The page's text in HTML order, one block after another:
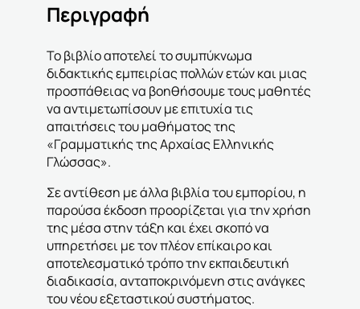
Περιγραφή
Το βιβλίο αποτελεί το συμπύκνωμα
διδακτικής εμπειρίας πολλών ετών και μιας
προσπάθειας να βοηθήσουμε τους μαθητές
να αντιμετωπίσουν με επιτυχία τις
απαιτήσεις του μαθήματος της
«Γραμματικής της Αρχαίας Ελληνικής
Γλώσσας».
Σε αντίθεση με άλλα βιβλία του εμπορίου, η
παρούσα έκδοση προορίζεται για την χρήση
της μέσα στην τάξη και έχει σκοπό να
υπηρετήσει με τον πλέον επίκαιρο και
αποτελεσματικό τρόπο την εκπαιδευτική
διαδικασία, ανταποκρινόμενη στις ανάγκες
του νέου εξεταστικού συστήματος.